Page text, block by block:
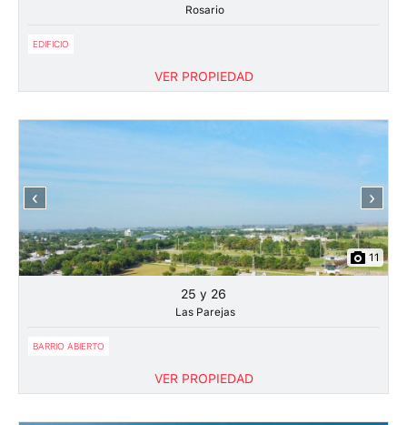
Rosario
EDIFICIO
VER PROPIEDAD
‹ ›
11
25 y 26
Las Parejas
BARRIO ABIERTO
VER PROPIEDAD